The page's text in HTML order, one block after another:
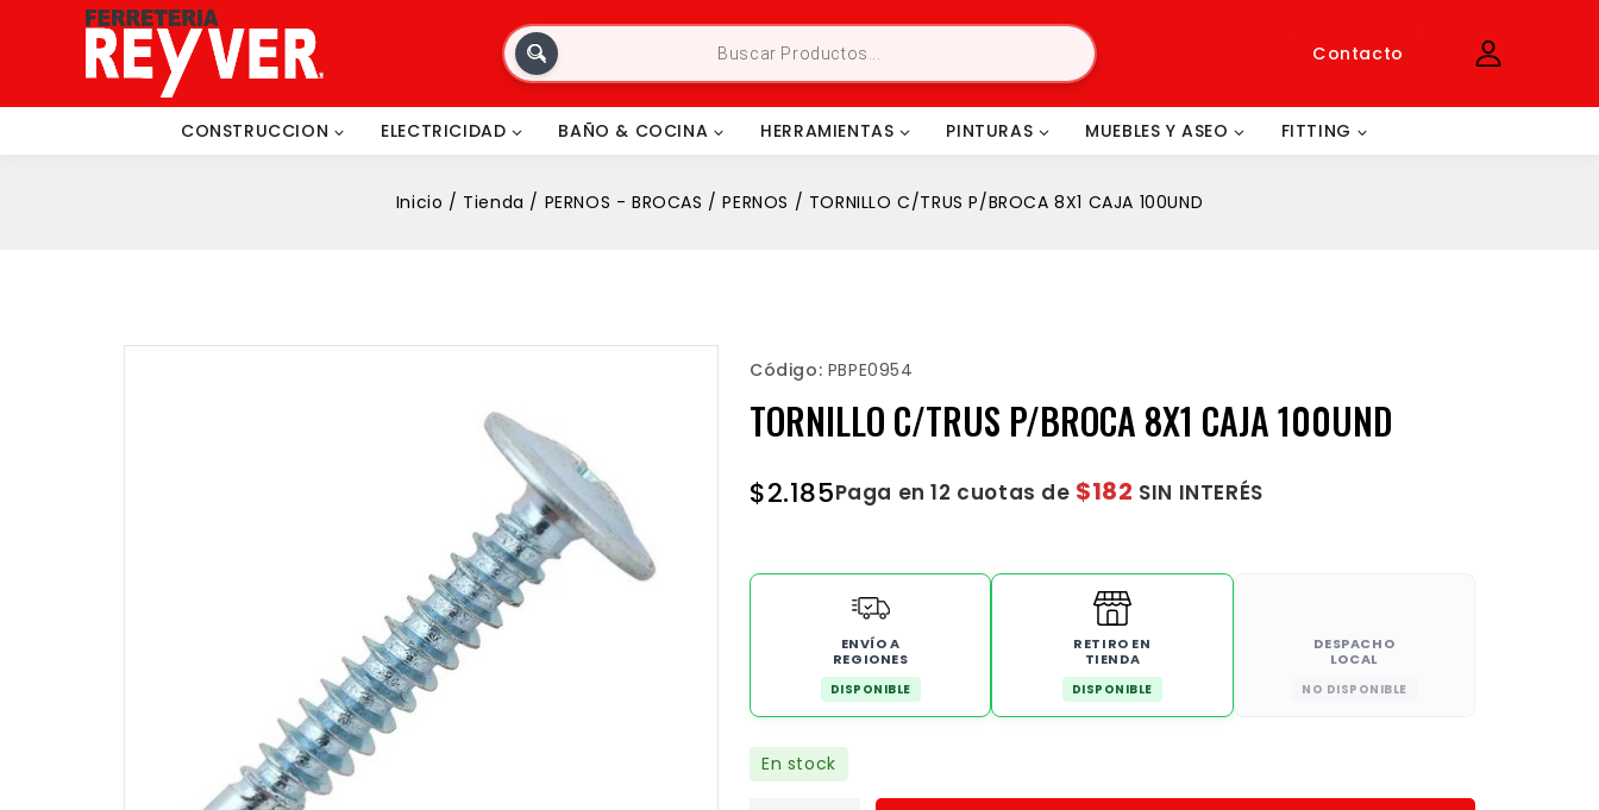
Contacto
CONSTRUCCION ELECTRICIDAD BAÑO & COCINA HERRAMIENTAS PINTURAS MUEBLES Y ASEO FITTING
Inicio / Tienda / PERNOS - BROCAS / PERNOS / TORNILLO C/TRUS P/BROCA 8X1 CAJA 100UND
Código: PBPE0954
TORNILLO C/TRUS P/BROCA 8X1 CAJA 100UND
$2.185Paga en 12 cuotas de $182 SIN INTERÉS
ENVÍO A
REGIONES
DISPONIBLE
RETIRO EN
TIENDA
DISPONIBLE
DESPACHO
LOCAL
NO DISPONIBLE
En stock